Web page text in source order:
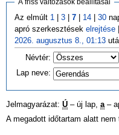
A friss változások beállításai
Az elmúlt 1 3| 7| 14| 30
apró szerkesztések elrejtése|
2026. augusztus 8., 01:13
Névtér:
Lap neve:
Jelmagyarázat: Ú – új lap, a –
A megadott időtartam alatt